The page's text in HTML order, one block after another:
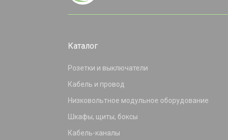
Каталог
Розетки и выключатели
Кабель и провод
Низковольтное модульное оборудование
Шкафы, щиты, боксы
Кабель-каналы